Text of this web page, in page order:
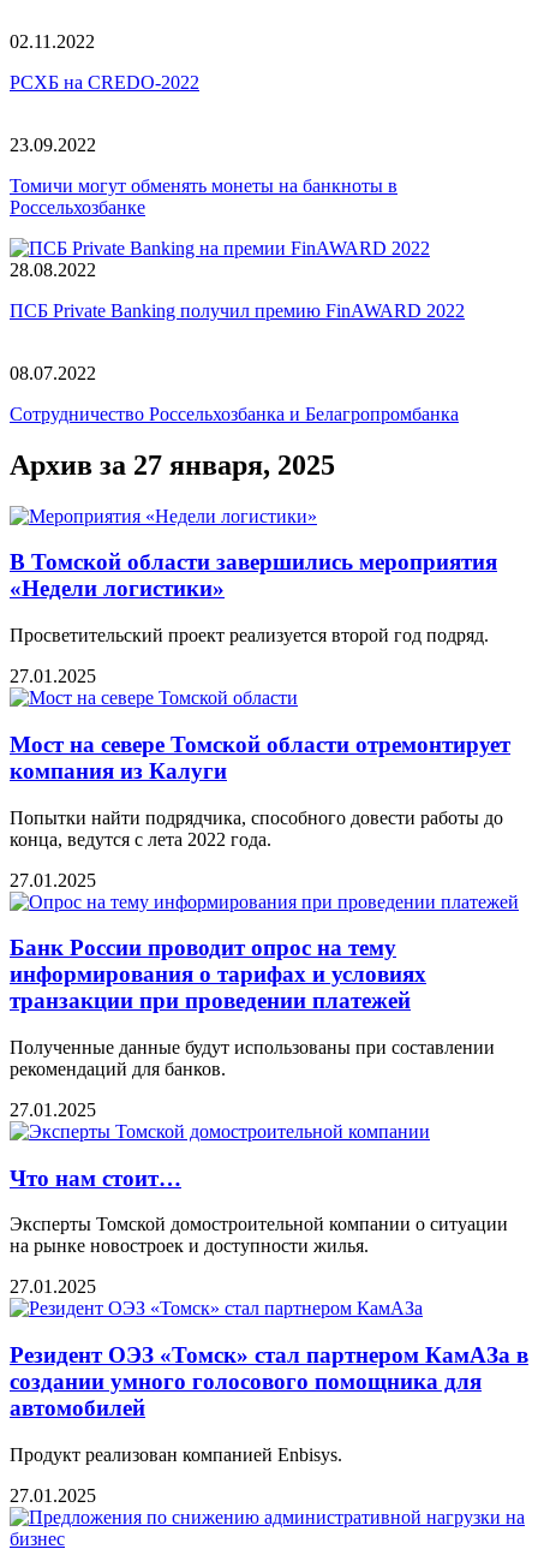
02.11.2022
РСХБ на CREDO-2022
23.09.2022
Томичи могут обменять монеты на банкноты в
Россельхозбанке
28.08.2022
ПСБ Private Banking получил премию FinAWARD 2022
08.07.2022
Сотрудничество Россельхозбанка и Белагропромбанка
Архив за 27 января, 2025
В Томской области завершились мероприятия
«Недели логистики»
Просветительский проект реализуется второй год подряд.
27.01.2025
Мост на севере Томской области отремонтирует
компания из Калуги
Попытки найти подрядчика, способного довести работы до
конца, ведутся с лета 2022 года.
27.01.2025
Банк России проводит опрос на тему
информирования о тарифах и условиях
транзакции при проведении платежей
Полученные данные будут использованы при составлении
рекомендаций для банков.
27.01.2025
Что нам стоит…
Эксперты Томской домостроительной компании о ситуации
на рынке новостроек и доступности жилья.
27.01.2025
Резидент ОЭЗ «Томск» стал партнером КамАЗа в
создании умного голосового помощника для
автомобилей
Продукт реализован компанией Enbisys.
27.01.2025